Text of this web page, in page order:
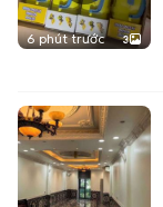
6 phút trước 3